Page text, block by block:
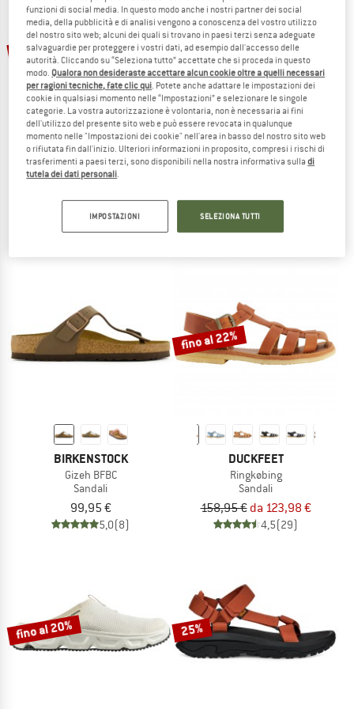
TO THE SALE
25%
REEF
Sandali
74,96 €
5,0(1)
fino al 25%
TEVA
Sandali
109,95 €da 82,46 €
3,9(17)
BIRKENSTOCK
Gizeh BFBC
Sandali
99,95 €
5,0(8)
fino al 22%
DUCKFEET
Ringkøbing
Sandali
158,95 € da 123,98 €
4,5(29)
fino al 20% 25%
funzioni di social media. In questo modo anche i nostri partner dei social
media, della pubblicità e di analisi vengono a conoscenza del vostro utilizzo
del nostro sito web; alcuni dei quali si trovano in paesi terzi senza adeguate
salvaguardie per proteggere i vostri dati, ad esempio dall'accesso delle
autorità. Cliccando su “Seleziona tutto” accettate che si proceda in questo
modo. Qualora non desideraste accettare alcun cookie oltre a quelli necessari
per ragioni tecniche, fate clic qui. Potete anche adattare le impostazioni dei
cookie in qualsiasi momento nelle “Impostazioni” e selezionare le singole
categorie. La vostra autorizzazione è volontaria, non è necessaria ai fini
dell'utilizzo del presente sito web e può essere revocata in qualunque
momento nelle "Impostazioni dei cookie" nell'area in basso del nostro sito web
o rifiutata fin dall'inizio. Ulteriori informazioni in proposito, compresi i rischi di
trasferimenti a paesi terzi, sono disponibili nella nostra informativa sulladi
tutela dei dati personali.
IMPOSTAZIONI SELEZIONA TUTTI